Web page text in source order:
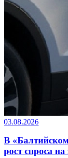
03.08.2026
В
рост спроса